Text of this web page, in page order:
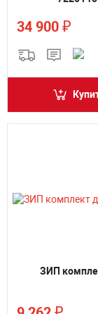
34 900 ₽
ЗИП